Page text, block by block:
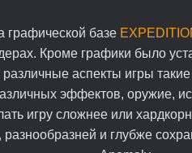
графической базе
Кроме графики было
аспекты игры
эффектов, оружие,
игру сложнее или
и глубже